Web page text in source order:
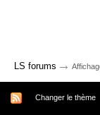
LS forums →
Changer le thème